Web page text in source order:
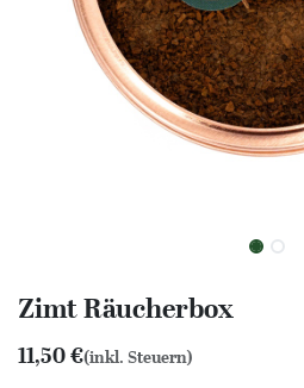
Zimt Räucherbox
11,50€(inkl. Steuern)